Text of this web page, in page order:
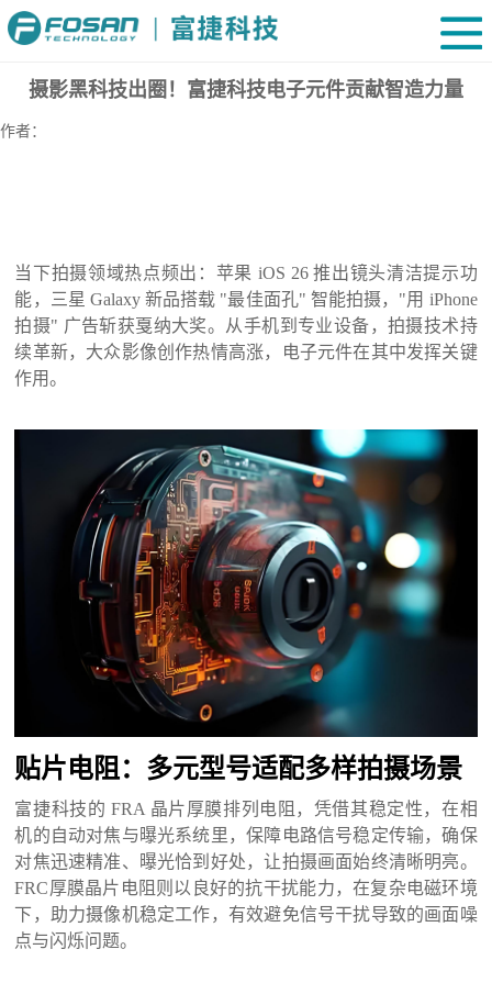
摄影黑科技出圈！富捷科技电子元件贡献智造力量
作者：
当下拍摄领域热点频出：苹果 iOS 26 推出镜头清洁提示功
能，三星 Galaxy 新品搭载 "最佳面孔" 智能拍摄，"用 iPhone
拍摄" 广告斩获戛纳大奖。从手机到专业设备，拍摄技术持
续革新，大众影像创作热情高涨，电子元件在其中发挥关键
作用。
贴片电阻：多元型号适配多样拍摄场景
富捷科技的 FRA 晶片厚膜排列电阻，凭借其稳定性，在相
机的自动对焦与曝光系统里，保障电路信号稳定传输，确保
对焦迅速精准、曝光恰到好处，让拍摄画面始终清晰明亮。
FRC厚膜晶片电阻则以良好的抗干扰能力，在复杂电磁环境
下，助力摄像机稳定工作，有效避免信号干扰导致的画面噪
点与闪烁问题。